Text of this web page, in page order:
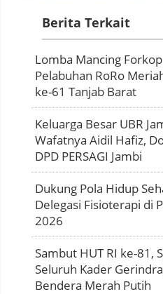
Berita Terkait
Lomba Mancing
Pelabuhan RoRo
ke-61 Tanjab Barat
Keluarga Besar UBR
Wafatnya Aidil Hafiz,
DPD PERSAGI Jambi
Dukung Pola Hidup
Delegasi Fisioterapi di
2026
Sambut HUT RI ke-81,
Seluruh Kader
Bendera Merah Putih